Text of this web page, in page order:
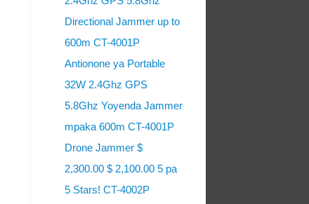
Directional Jammer up to
600m CT-4001P
Antionone ya Portable
32W 2.4Ghz GPS
5.8Ghz Yoyenda Jammer
mpaka 600m CT-4001P
Drone Jammer $
2,300.00 $ 2,100.00 5 pa
5 Stars! CT-4002P